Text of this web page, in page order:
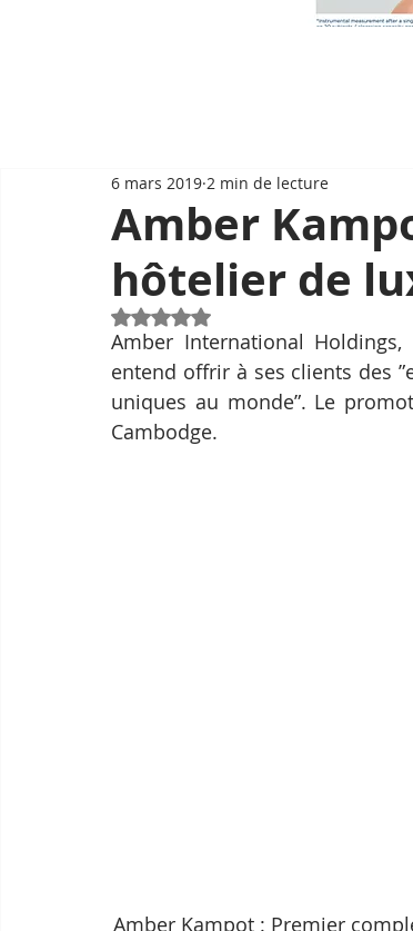
Amber
hôtelier de
6 mars 2019 2 min de lecture
Noté NaN étoiles sur 5.
Amber International
entend offrir à ses clients des
uniques au monde”. Le
Cambodge.
Amber Kampot : Premier